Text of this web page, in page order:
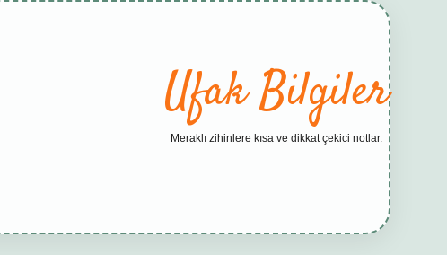
Ufak Bilgiler
Meraklı zihinlere kısa ve dikkat çekici notlar.